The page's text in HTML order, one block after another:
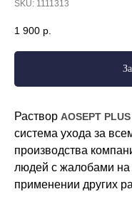
SKU: 1111313
1 900 р.
Раствор AOSEPT PLUS
система ухода за
производства
людей с жалобами на
применении других